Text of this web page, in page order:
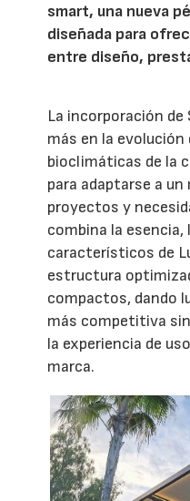
smart, una nueva
diseñada para
entre diseño,
La incorporación
más en la evolución
bioclimáticas de la
para adaptarse a
proyectos y
combina la
característicos de
estructura
compactos, dando
más competitiva
la experiencia de
marca.